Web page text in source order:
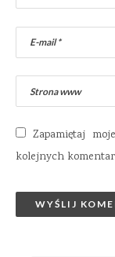
Zapamiętaj
kolejnych